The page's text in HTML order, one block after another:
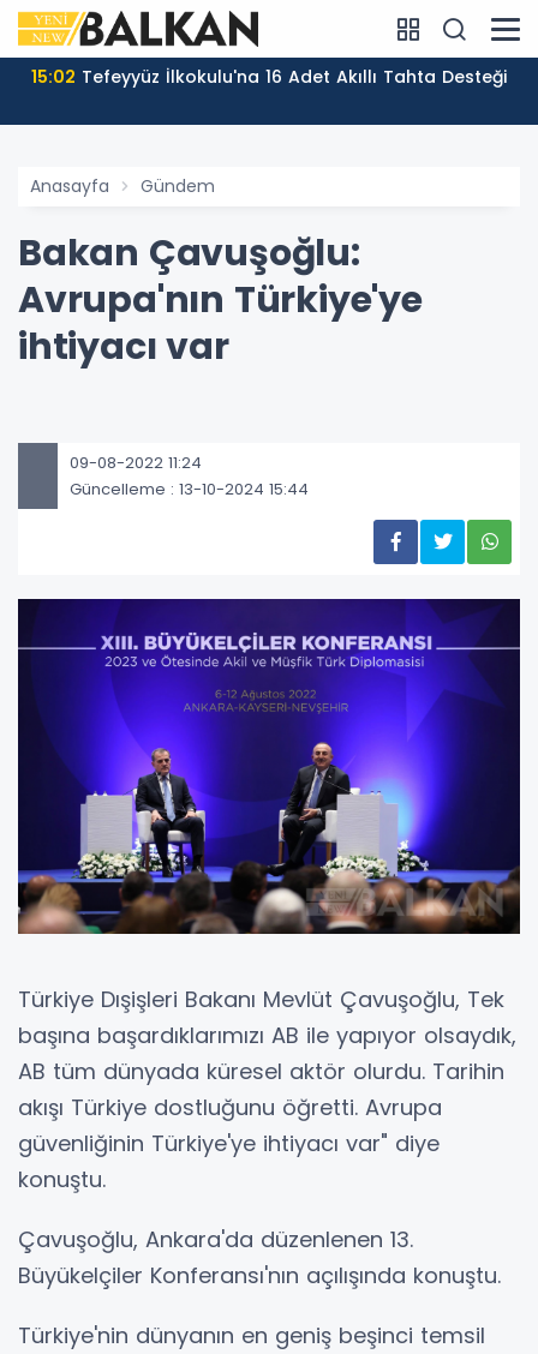
15:02 Tefeyyüz İlkokulu'na 16 Adet Akıllı Tahta Desteği
Anasayfa Gündem
Bakan Çavuşoğlu:
Avrupa'nın Türkiye'ye
ihtiyacı var
09-08-2022 11:24
Güncelleme : 13-10-2024 15:44
Türkiye Dışişleri Bakanı Mevlüt Çavuşoğlu, Tek
başına başardıklarımızı AB ile yapıyor olsaydık,
AB tüm dünyada küresel aktör olurdu. Tarihin
akışı Türkiye dostluğunu öğretti. Avrupa
güvenliğinin Türkiye'ye ihtiyacı var" diye
konuştu.
Çavuşoğlu, Ankara'da düzenlenen 13.
Büyükelçiler Konferansı'nın açılışında konuştu.
Türkiye'nin dünyanın en geniş beşinci temsil